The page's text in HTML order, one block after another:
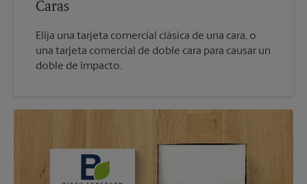
Caras
Elija una tarjeta comercial clásica de una cara, o
una tarjeta comercial de doble cara para causar un
doble de impacto.